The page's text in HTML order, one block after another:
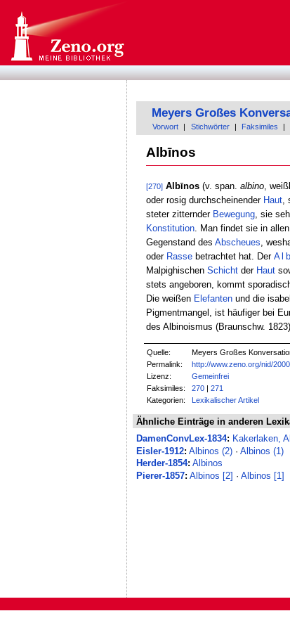
Meyers Großes
Vorwort Stichwörter Faksimiles
Albīnos
[270] Albīnos(v. span. albino,
oder rosig durchscheinender Haut,
steter zitternder Bewegung, sie
Konstitution. Man findet sie in
Gegenstand des Abscheues ,
oder Rassebetrachtet hat. Der
Malpighischen Schichtder Haut
stets angeboren, kommt
Die weißen Elefantenund die
Pigmentmangel, ist häufiger bei
des Albinoismus (Braunschw. 1823).
Quelle:
Meyers Großes
Permalink:
http://www.zeno.org/nid/
Lizenz:
Gemeinfrei
Faksimiles:
270 |271
Kategorien:
Lexikalischer Artikel
Ähnliche Einträge in anderen
DamenConvLex-1834: Kakerlaken,
Eisler-1912: Albinos (2) ·Albinos (1)
Herder-1854: Albinos
Pierer-1857: Albinos [2] ·Albinos [1]